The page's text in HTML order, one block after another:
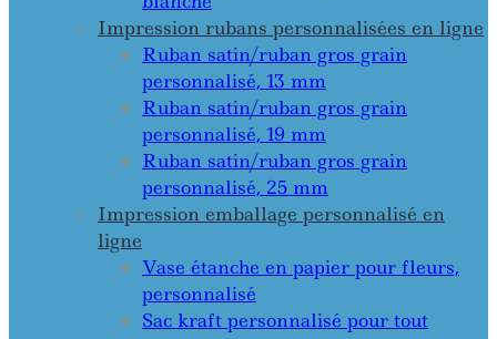
Impression rubans personnalisées en ligne
Ruban satin/ruban gros grain
personnalisé, 13 mm
Ruban satin/ruban gros grain
personnalisé, 19 mm
Ruban satin/ruban gros grain
personnalisé, 25 mm
Impression emballage personnalisé en
ligne
Vase étanche en papier pour fleurs,
personnalisé
Sac kraft personnalisé pour tout